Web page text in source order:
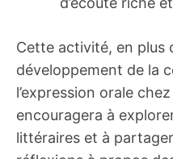
Cette activité, en plus
développement de la
l’expression orale
encouragera à
littéraires et à